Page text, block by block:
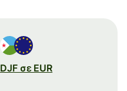
DJF σε EUR